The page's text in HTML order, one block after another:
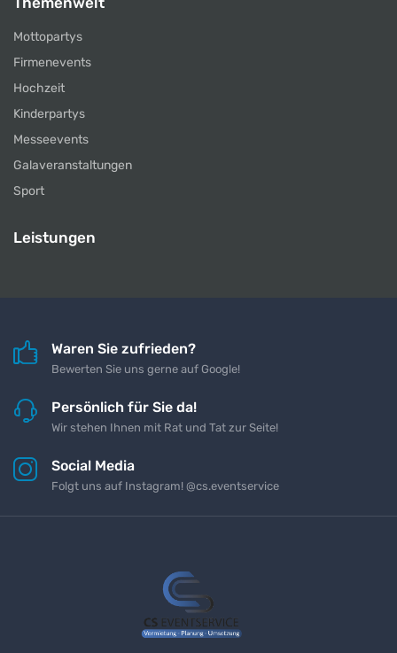
Mottopartys
Firmenevents
Hochzeit
Kinderpartys
Messeevents
Galaveranstaltungen
Sport
Leistungen
Waren Sie zufrieden?
Bewerten Sie uns gerne auf Google!
Persönlich für Sie da!
Wir stehen Ihnen mit Rat und Tat zur Seite!
Social Media
Folgt uns auf Instagram! @cs.eventservice